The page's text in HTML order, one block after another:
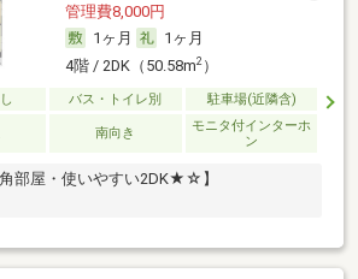
管理費8,000円
1ヶ月
1ヶ月
4階 / 2DK（50.58m2）
バス・トイレ別 駐車場(近隣含)
南向き
モニタ付インターホ
ン
部屋・使いやすい2DK★☆】